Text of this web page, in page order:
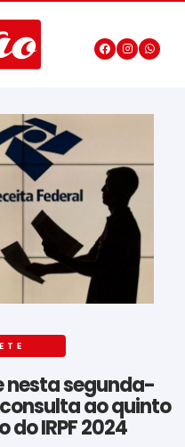
nesta segunda-
ao quinto
IRPF 2024